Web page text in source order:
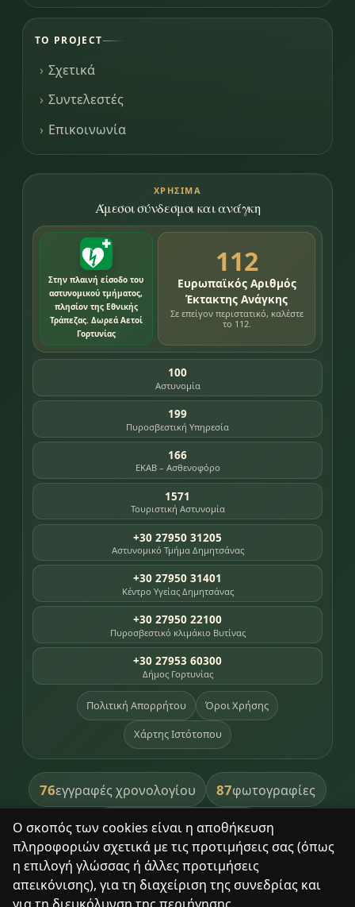
Ο σκοπός των cookies είναι η αποθήκευση
πληροφοριών σχετικά με τις προτιμήσεις σας (όπως
η επιλογή γλώσσας ή άλλες προτιμήσεις
απεικόνισης), για τη διαχείριση της συνεδρίας και
ΤΟ PROJECT
Σχετικά
Συντελεστές
Επικοινωνία
ΧΡΉΣΙΜΑ
Άμεσοι σύνδεσμοι και ανάγκη
Στην πλαινή είσοδο του
αστυνομικού τμήματος,
πλησίον της Εθνικής
Τράπεζας. Δωρεά Αετοί
Γορτυνίας
112
Ευρωπαϊκός Αριθμός
Έκτακτης Ανάγκης
Σε επείγον περιστατικό, καλέστε
το 112.
100
Αστυνομία
199
Πυροσβεστική Υπηρεσία
166
ΕΚΑΒ – Ασθενοφόρο
1571
Τουριστική Αστυνομία
+30 27950 31205
Αστυνομικό Τμήμα Δημητσάνας
+30 27950 31401
Κέντρο Υγείας Δημητσάνας
+30 27950 22100
Πυροσβεστικό κλιμάκιο Βυτίνας
+30 27953 60300
Δήμος Γορτυνίας
Πολιτική Απορρήτου Όροι Χρήσης
Χάρτης Ιστότοπου
76εγγραφές χρονολογίου 87φωτογραφίες
391βιβλία βιβλιοθήκης
8σημεία κληρονομιάς